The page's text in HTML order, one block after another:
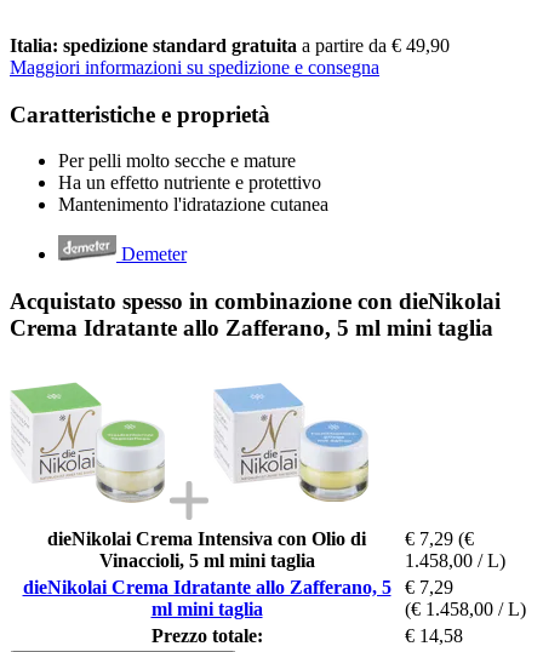
Italia: spedizione standard gratuita a partire da € 49,90
Maggiori informazioni su spedizione e consegna
Caratteristiche e proprietà
Per pelli molto secche e mature
Ha un effetto nutriente e protettivo
Mantenimento l'idratazione cutanea
Demeter
Acquistato spesso in combinazione con dieNikolai
Crema Idratante allo Zafferano, 5 ml mini taglia
dieNikolai Crema Intensiva con Olio di
Vinaccioli, 5 ml mini taglia
€ 7,29 (€
1.458,00 / L)
dieNikolai Crema Idratante allo Zafferano, 5
ml mini taglia
€ 7,29
(€ 1.458,00 / L)
Prezzo totale:
€ 14,58